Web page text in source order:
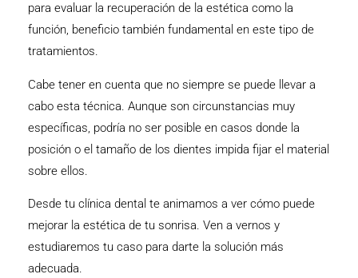
para evaluar la recuperación de la estética como la
función, beneficio también fundamental en este tipo de
tratamientos.
Cabe tener en cuenta que no siempre se puede llevar a
cabo esta técnica. Aunque son circunstancias muy
específicas, podría no ser posible en casos donde la
posición o el tamaño de los dientes impida fijar el material
sobre ellos.
Desde tu clínica dental te animamos a ver cómo puede
mejorar la estética de tu sonrisa. Ven a vernos y
estudiaremos tu caso para darte la solución más
adecuada.